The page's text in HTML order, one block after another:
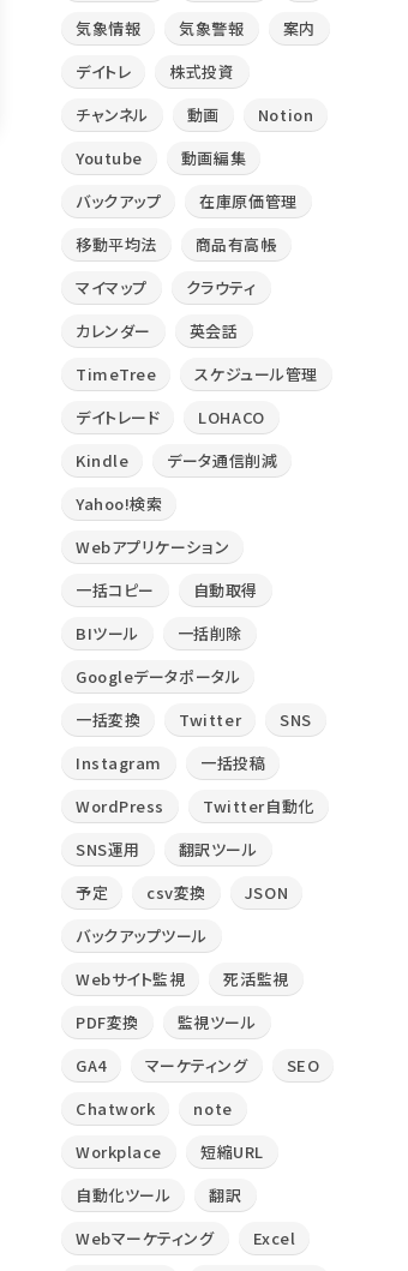
気象情報
気象警報
案内
デイトレ
株式投資
チャンネル
動画
Notion
Youtube
動画編集
バックアップ
在庫原価管理
移動平均法
商品有高帳
マイマップ
クラウティ
カレンダー
英会話
TimeTree
スケジュール管理
デイトレード
LOHACO
Kindle
データ通信削減
Yahoo!検索
Webアプリケーション
一括コピー
自動取得
BIツール
一括削除
Googleデータポータル
一括変換
Twitter
SNS
Instagram
一括投稿
WordPress
Twitter自動化
SNS運用
翻訳ツール
予定
csv変換
JSON
バックアップツール
Webサイト監視
死活監視
PDF変換
監視ツール
GA4
マーケティング
SEO
Chatwork
note
Workplace
短縮URL
自動化ツール
翻訳
Webマーケティング
Excel